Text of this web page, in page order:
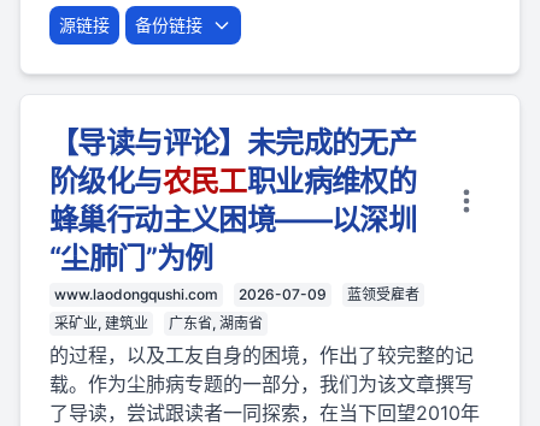
源链接 备份链接
【导读与评论】未完成的无产
阶级化与农民工职业病维权的
蜂巢行动主义困境——以深圳
“尘肺门”为例
www.laodongqushi.com 2026-07-09
蓝领受雇者
采矿业, 建筑业
广东省, 湖南省
的过程，以及工友自身的困境，作出了较完整的记
载。作为尘肺病专题的一部分，我们为该文章撰写
了导读，尝试跟读者一同探索，在当下回望2010年